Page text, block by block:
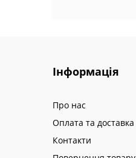
Інформація
Про нас
Оплата та доставка
Контакти